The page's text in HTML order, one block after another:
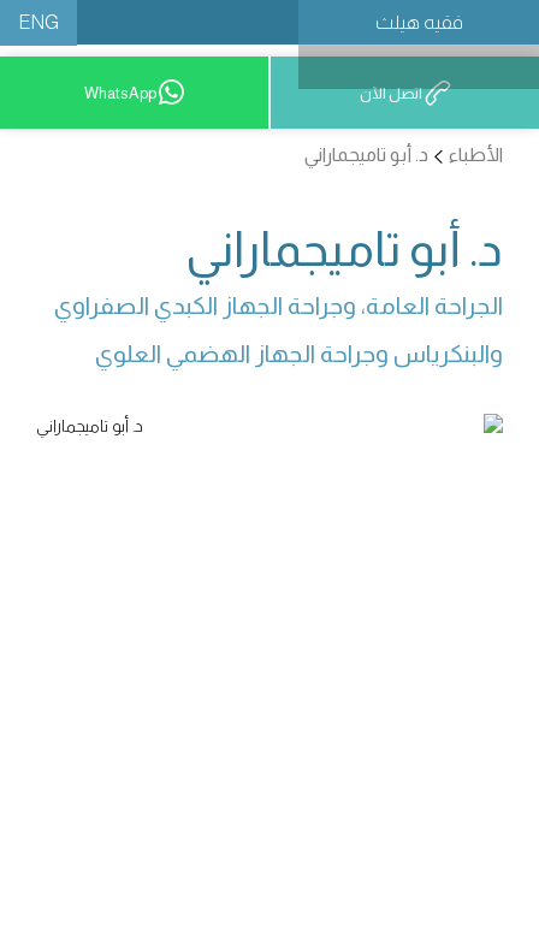
فقيه هيلث ENG
احجز موعدًا اتصل الآن WhatsApp
الأطباء د. أبو تاميجماراني
د. أبو تاميجماراني
الجراحة العامة، وجراحة الجهاز الكبدي الصفراوي
والبنكرياس وجراحة الجهاز الهضمي العلوي